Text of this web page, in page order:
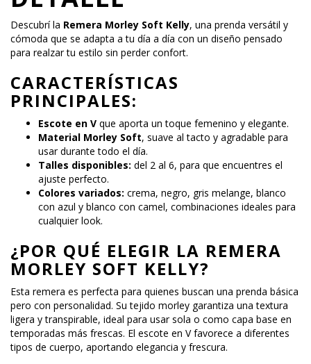
Descubrí la Remera Morley Soft Kelly, una prenda versátil y
cómoda que se adapta a tu día a día con un diseño pensado
para realzar tu estilo sin perder confort.
CARACTERÍSTICAS
PRINCIPALES:
Escote en V que aporta un toque femenino y elegante.
Material Morley Soft, suave al tacto y agradable para
usar durante todo el día.
Talles disponibles: del 2 al 6, para que encuentres el
ajuste perfecto.
Colores variados: crema, negro, gris melange, blanco
con azul y blanco con camel, combinaciones ideales para
cualquier look.
¿POR QUÉ ELEGIR LA REMERA
MORLEY SOFT KELLY?
Esta remera es perfecta para quienes buscan una prenda básica
pero con personalidad. Su tejido morley garantiza una textura
ligera y transpirable, ideal para usar sola o como capa base en
temporadas más frescas. El escote en V favorece a diferentes
tipos de cuerpo, aportando elegancia y frescura.